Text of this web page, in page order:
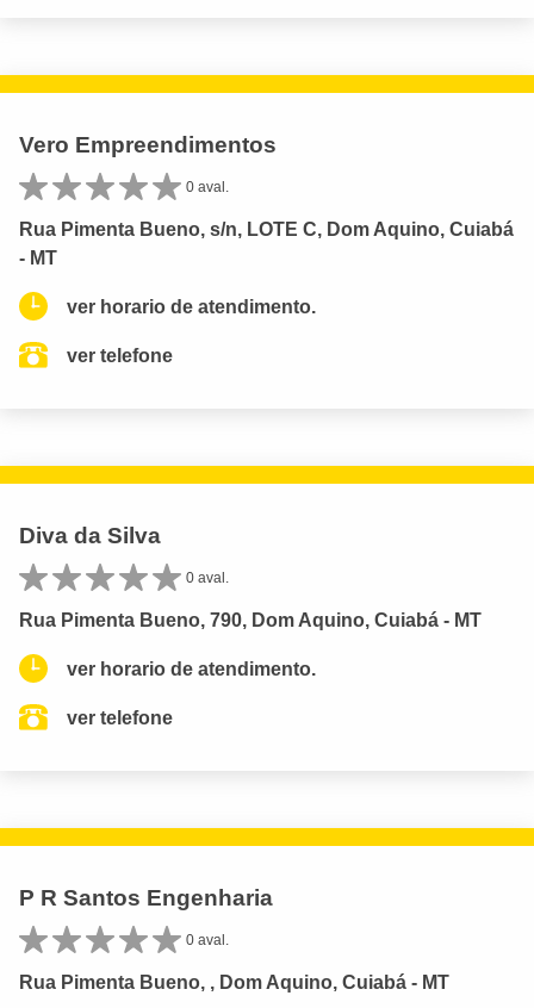
Vero Empreendimentos
0 aval.
Rua Pimenta Bueno, s/n, LOTE C, Dom Aquino, Cuiabá
- MT
ver horario de atendimento.
ver telefone
Diva da Silva
0 aval.
Rua Pimenta Bueno, 790, Dom Aquino, Cuiabá - MT
ver horario de atendimento.
ver telefone
P R Santos Engenharia
0 aval.
Rua Pimenta Bueno, , Dom Aquino, Cuiabá - MT